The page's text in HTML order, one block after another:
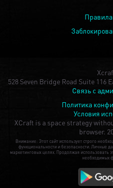
Правила
528 Seven Bridge Road Suite 116
Связь с
Политика
Условия
XCraft is a space strategy
browser.
Внимание: Этот сайт использует строго
функциональности и безопасности. Личные
маркетинговых целях. Продолжая использовать
необходимых